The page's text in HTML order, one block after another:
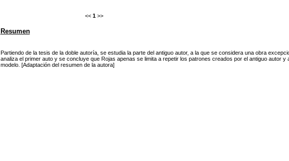
<< 1 >>
Resumen
Partiendo de la tesis de la doble autoría, se estudia la parte del antiguo autor, a la que se considera una obra
analiza el primer auto y se concluye que Rojas apenas se limita a repetir los patrones creados por el antiguo autor
modelo. [Adaptación del resumen de la autora]